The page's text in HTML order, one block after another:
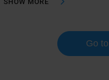
Go